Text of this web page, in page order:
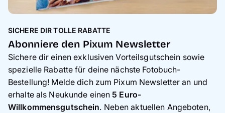
SICHERE DIR TOLLE RABATTE
Abonniere den Pixum Newsletter
Sichere dir einen exklusiven Vorteilsgutschein sowie
spezielle Rabatte für deine nächste Fotobuch-
Bestellung! Melde dich zum Pixum Newsletter an und
erhalte als Neukunde einen5 Euro-
Willkommensgutschein. Neben aktuellen Angeboten,